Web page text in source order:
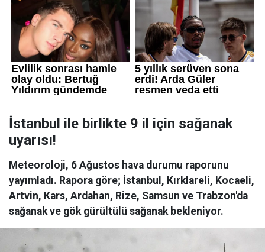
İstanbul ile birlikte 9 il için sağanak
uyarısı!
Meteoroloji, 6 Ağustos hava durumu raporunu
yayımladı. Rapora göre; İstanbul, Kırklareli, Kocaeli,
Artvin, Kars, Ardahan, Rize, Samsun ve Trabzon'da
sağanak ve gök gürültülü sağanak bekleniyor.